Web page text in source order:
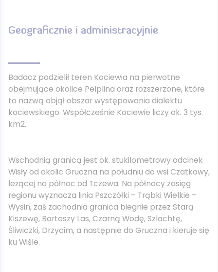
Geograficznie i administracyjnie
Badacz podzielił teren Kociewia na pierwotne
obejmujące okolice Pelplina oraz rozszerzone, które
to nazwą objął obszar występowania dialektu
kociewskiego. Współcześnie Kociewie liczy ok. 3 tys.
km2.
Wschodnią granicą jest ok. stukilometrowy odcinek
Wisły od okolic Gruczna na południu do wsi Czatkowy,
leżącej na północ od Tczewa. Na północy zasięg
regionu wyznacza linia Pszczółki – Trąbki Wielkie –
Wysin, zaś zachodnia granica biegnie przez Starą
Kiszewę, Bartoszy Las, Czarną Wodę, Szlachtę,
Śliwiczki, Drzycim, a następnie do Gruczna i kieruje się
ku Wiśle.